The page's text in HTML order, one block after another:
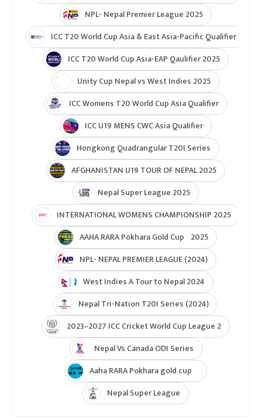
NPL- Nepal Premier League 2025
ICC T20 World Cup Asia & East Asia-Pacific Qualifier
ICC T20 World Cup Asia-EAP Qaulifier 2025
Unity Cup Nepal vs West Indies 2025
ICC Womens T20 World Cup Asia Qualifier
ICC U19 MENS CWC Asia Qualifier
Hongkong Quadrangular T20I Series
AFGHANISTAN U19 TOUR OF NEPAL 2025
Nepal Super League 2025
INTERNATIONAL WOMENS CHAMPIONSHIP 2025
AAHA RARA Pokhara Gold Cup 2025
NPL- NEPAL PREMIER LEAGUE (2024)
West Indies A Tour to Nepal 2024
Nepal Tri-Nation T20I Series (2024)
2023–2027 ICC Cricket World Cup League 2
Nepal Vs Canada ODI Series
Aaha RARA Pokhara gold cup
Nepal Super League